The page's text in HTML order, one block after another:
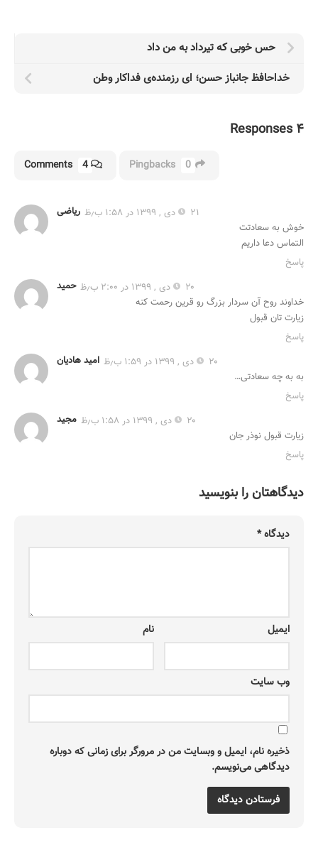
حس خوبی که تیرداد به من داد
خداحافظ جانباز حسن؛ ای رزمنده‌ی فداکار وطن
۴ Responses
Comments 4 Pingbacks 0
ریاضی
۲۱ دی , ۱۳۹۹ در ۱:۵۸ ب٫ظ
خوش به سعادتت
التماس دعا داریم
پاسخ
حمید
۲۰ دی , ۱۳۹۹ در ۲:۰۰ ب٫ظ
خداوند روح آن سردار بزرگ رو قرین رحمت کنه
زیارت تان قبول
پاسخ
امید هادیان
۲۰ دی , ۱۳۹۹ در ۱:۵۹ ب٫ظ
به به چه سعادتی…
پاسخ
مجید
۲۰ دی , ۱۳۹۹ در ۱:۵۸ ب٫ظ
زیارت قبول نوذر جان
پاسخ
دیدگاهتان را بنویسید
دیدگاه*
نام ایمیل
وب‌ سایت
ذخیره نام، ایمیل و وبسایت من در مرورگر برای زمانی که دوباره
دیدگاهی می‌نویسم.